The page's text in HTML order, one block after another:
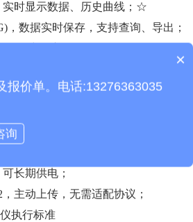
实时显示数据、历史曲线；☆
，数据实时保存，支持查询、导出；
均含防雷设计，极大限度降低雷击、
长期供电；
主动上传，无需适配协议；
执行标准
产品包含安装吗？
×
报价单。电话:13276363035
询